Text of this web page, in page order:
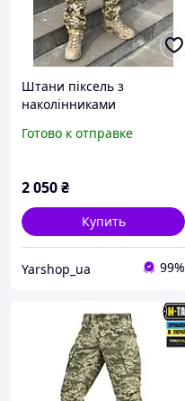
Штани піксель з
наколінниками
Готово к отправке
2 050₴
Купить
Yarshop_ua 99%